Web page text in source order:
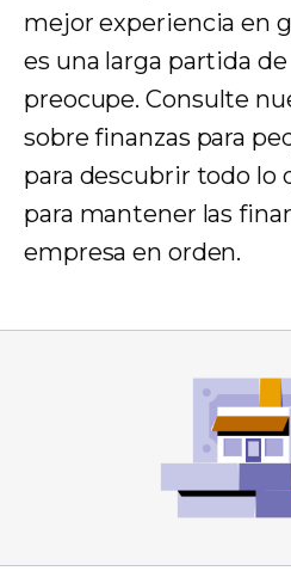
mejor experiencia en
es una larga partida
preocupe. Consulte
sobre finanzas para
para descubrir todo lo
para mantener las
empresa en orden.